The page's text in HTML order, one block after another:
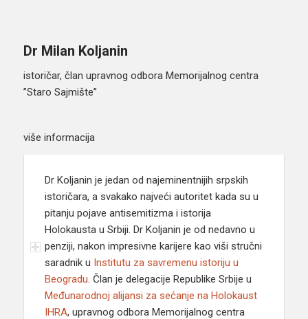
Dr Milan Koljanin
istoričar, član upravnog odbora Memorijalnog centra
”Staro Sajmište”
više informacija
Dr Koljanin je jedan od najeminentnijih srpskih
istoričara, a svakako najveći autoritet kada su u
pitanju pojave antisemitizma i istorija
Holokausta u Srbiji. Dr Koljanin je od nedavno u
penziji, nakon impresivne karijere kao viši stručni
saradnik u Institutu za savremenu istoriju u
Beogradu. Član je delegacije Republike Srbije u
Međunarodnoj alijansi za sećanje na Holokaust
IHRA, upravnog odbora Memorijalnog centra